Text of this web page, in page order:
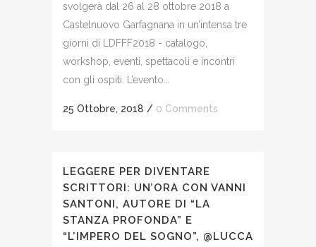
svolgerà dal 26 al 28 ottobre 2018 a
Castelnuovo Garfagnana in un’intensa tre
giorni di LDFFF2018 - catalogo,
workshop, eventi, spettacoli e incontri
con gli ospiti. L’evento...
25 Ottobre, 2018 / 0 Comments
LEGGERE PER DIVENTARE
SCRITTORI: UN’ORA CON VANNI
SANTONI, AUTORE DI “LA
STANZA PROFONDA” E
“L’IMPERO DEL SOGNO”, @LUCCA